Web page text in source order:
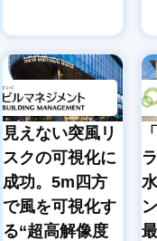
見えない突風リ
スクの可視化に
成功。5m四方
で風を可視化す
る“超高解像度